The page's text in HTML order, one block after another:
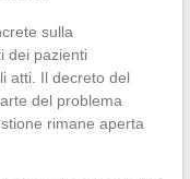
sulla
dei pazienti
atti. Il decreto del
del problema
rimane aperta